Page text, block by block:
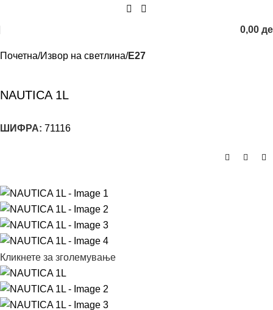
0,00
Почетна Извор на светлина E27
NAUTICA 1L
ШИФРА: 71116
Кликнете за зголемување